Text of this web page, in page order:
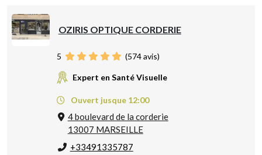
OZIRIS OPTIQUE CORDERIE
5 (574avis)
Expert en Santé Visuelle
Ouvert jusque 12:00
4 boulevard de la corderie
13007 MARSEILLE
+33491335787